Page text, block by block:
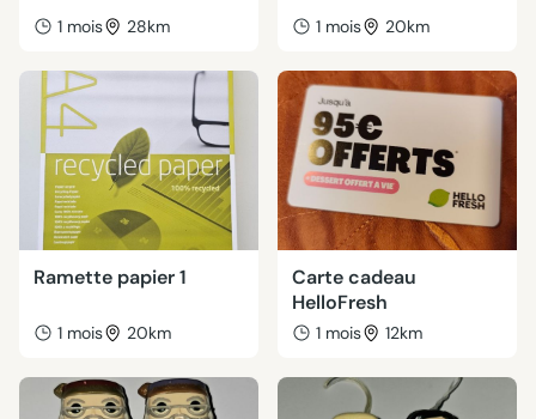
1 mois 28km 1 mois 20km
Ramette papier 1
1 mois 20km
Carte cadeau
HelloFresh
1 mois 12km